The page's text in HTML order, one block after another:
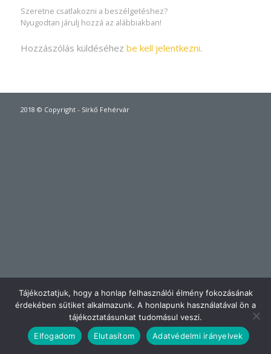
Szeretne csatlakozni a beszélgetéshez?
Nyugodtan járulj hozzá az alábbiakban!
Hozzászólás küldéséhez be kell jelentkezni.
2018 © Copyright - Sírkő Fehérvár
Tájékoztatjuk, hogy a honlap felhasználói élmény fokozásának
érdekében sütiket alkalmazunk. A honlapunk használatával ön a
tájékoztatásunkat tudomásul veszi.
Elfogadom
Elutasítom Adatvédelmi irányelvek